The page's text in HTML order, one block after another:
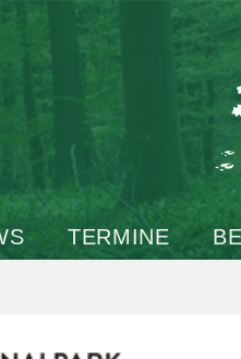
TERMINE